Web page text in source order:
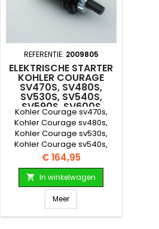
REFERENTIE: 2009805
ELEKTRISCHE STARTER
KOHLER COURAGE
SV470S, SV480S,
SV530S, SV540S,
SV590S, SV600S
Kohler Courage sv470s,
Kohler Courage sv480s,
Kohler Courage sv530s,
Kohler Courage sv540s,
Kohler Courage sv590s,
Kohler Courage sv600s
Prijs
€ 164,95
 In winkelwagen
Meer